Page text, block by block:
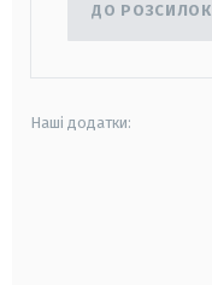
ДО РОЗСИЛОК
Наші додатки: